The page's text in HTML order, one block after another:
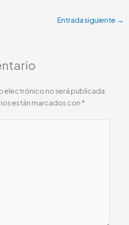
Entrada siguiente →
electrónico no será publicada.
están marcados con *